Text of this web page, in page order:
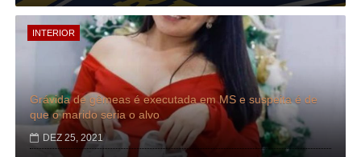
INTERIOR
Grávida de gêmeas é executada em MS e suspeita é de
que o marido seria o alvo
DEZ 25, 2021